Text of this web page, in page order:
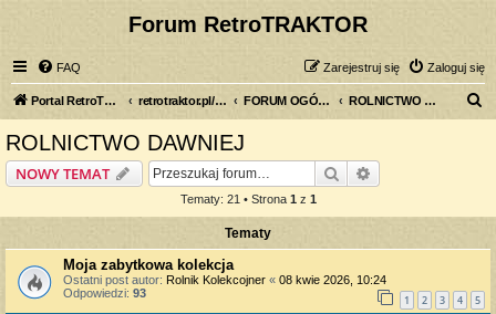
Forum RetroTRAKTOR
FAQ Zaloguj się
Zarejestruj się
Portal RetroTRAKTOR.pl retrotraktor.pl/forum FORUM OGÓLNE ROLNICTWO DAWNIEJ
ROLNICTWO DAWNIEJ
NOWY TEMAT Szukaj
Tematy: 21 • Strona 1 z 1
Tematy
Moja zabytkowa kolekcja
Ostatni post autor: Rolnik Kolekcojner « 08 kwie 2026, 10:24
Odpowiedzi: 93 1 2 3 4 5